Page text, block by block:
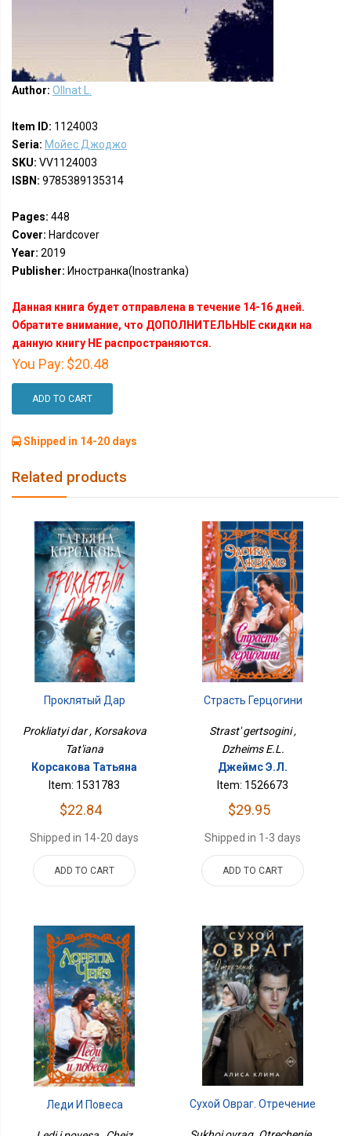
Author: Ollnat L.
Item ID: 1124003
Seria: Мойес Джоджо
SKU: VV1124003
ISBN: 9785389135314
Pages: 448
Cover: Hardcover
Year: 2019
Publisher: Иностранка(Inostranka)
Данная книга будет отправлена в течение 14-16 дней.
Обратите внимание, что ДОПОЛНИТЕЛЬНЫЕ скидки на
данную книгу НЕ распространяются.
You Pay: $20.48
ADD TO CART
Shipped in 14-20 days
Related products
Проклятый Дар
Prokliatyi dar , Korsakova
Tat'iana
Корсакова Татьяна
Item: 1531783
$22.84
Shipped in 14-20 days
ADD TO CART
Страсть Герцогини
Strast' gertsogini ,
Dzheims E.L.
Джеймс Э.Л.
Item: 1526673
$29.95
Shipped in 1-3 days
ADD TO CART
Леди И Повеса Сухой Овраг. Отречение